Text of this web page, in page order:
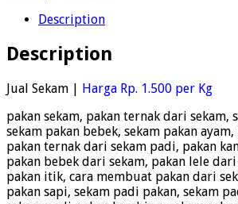
Description
Description
Jual Sekam | Harga Rp. 1.500 per Kg
pakan sekam, pakan ternak dari sekam,
sekam pakan bebek, sekam pakan
pakan ternak dari sekam padi, pakan
pakan bebek dari sekam, pakan lele
pakan itik, cara membuat pakan dari
pakan sapi, sekam padi pakan, sekam